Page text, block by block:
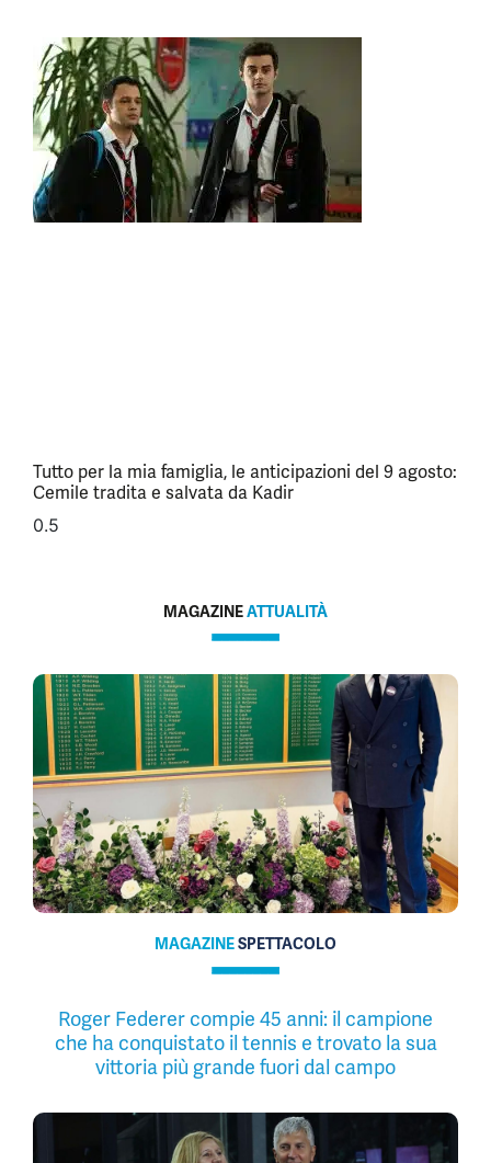
Tutto per la mia famiglia, le anticipazioni del 9 agosto:
Cemile tradita e salvata da Kadir
MAGAZINEATTUALITÀ
MAGAZINESPETTACOLO
Roger Federer compie 45 anni: il campione
che ha conquistato il tennis e trovato la sua
vittoria più grande fuori dal campo